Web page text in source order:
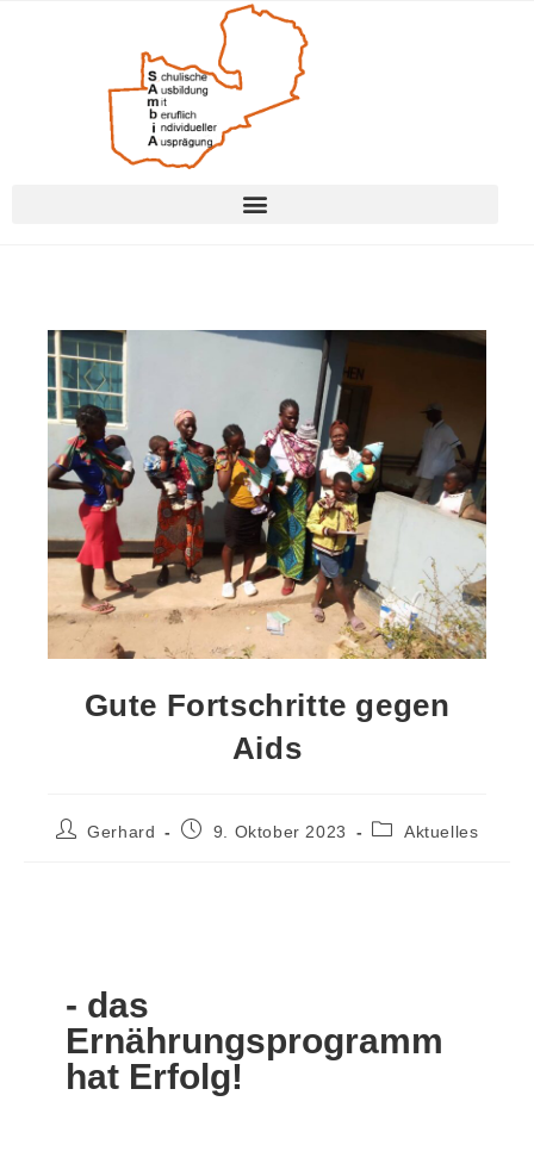
Gute Fortschritte gegen
Aids
Gerhard 9. Oktober 2023 Aktuelles
- das
Ernährungsprogramm
hat Erfolg!